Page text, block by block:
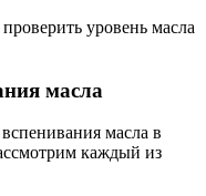
уровень масла
масла
масла в
каждый из